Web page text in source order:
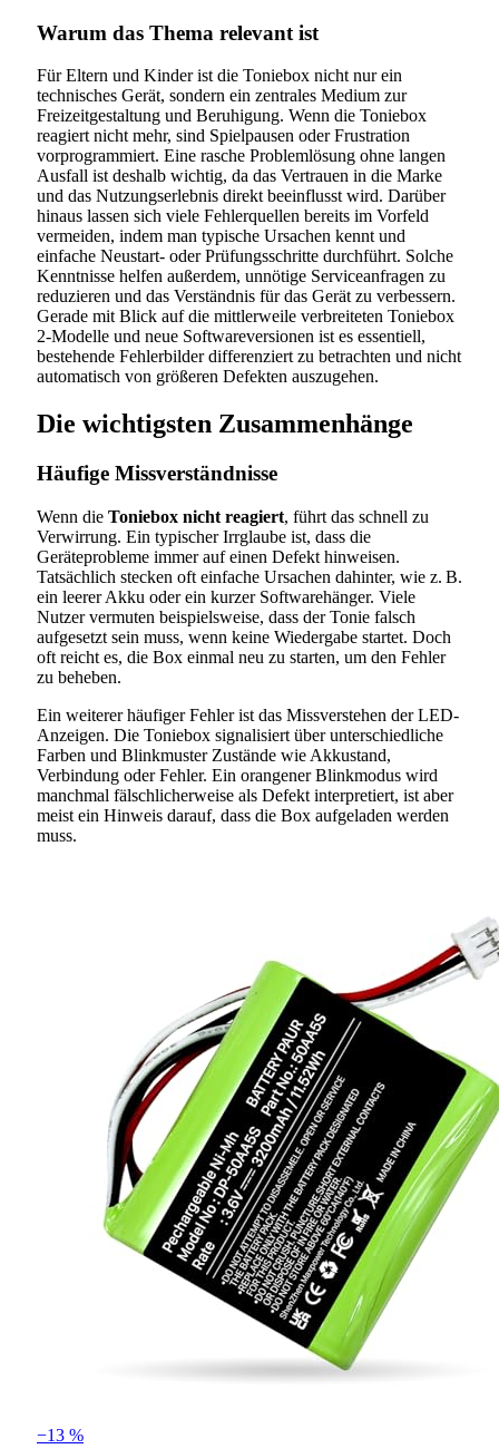
Warum das Thema relevant ist
Für Eltern und Kinder ist die Toniebox nicht nur ein
technisches Gerät, sondern ein zentrales Medium zur
Freizeitgestaltung und Beruhigung. Wenn die Toniebox
reagiert nicht mehr, sind Spielpausen oder Frustration
vorprogrammiert. Eine rasche Problemlösung ohne langen
Ausfall ist deshalb wichtig, da das Vertrauen in die Marke
und das Nutzungserlebnis direkt beeinflusst wird. Darüber
hinaus lassen sich viele Fehlerquellen bereits im Vorfeld
vermeiden, indem man typische Ursachen kennt und
einfache Neustart- oder Prüfungsschritte durchführt. Solche
Kenntnisse helfen außerdem, unnötige Serviceanfragen zu
reduzieren und das Verständnis für das Gerät zu verbessern.
Gerade mit Blick auf die mittlerweile verbreiteten Toniebox
2-Modelle und neue Softwareversionen ist es essentiell,
bestehende Fehlerbilder differenziert zu betrachten und nicht
automatisch von größeren Defekten auszugehen.
Die wichtigsten Zusammenhänge
Häufige Missverständnisse
Wenn die Toniebox nicht reagiert, führt das schnell zu
Verwirrung. Ein typischer Irrglaube ist, dass die
Geräteprobleme immer auf einen Defekt hinweisen.
Tatsächlich stecken oft einfache Ursachen dahinter, wie z. B.
ein leerer Akku oder ein kurzer Softwarehänger. Viele
Nutzer vermuten beispielsweise, dass der Tonie falsch
aufgesetzt sein muss, wenn keine Wiedergabe startet. Doch
oft reicht es, die Box einmal neu zu starten, um den Fehler
zu beheben.
Ein weiterer häufiger Fehler ist das Missverstehen der LED-
Anzeigen. Die Toniebox signalisiert über unterschiedliche
Farben und Blinkmuster Zustände wie Akkustand,
Verbindung oder Fehler. Ein orangener Blinkmodus wird
manchmal fälschlicherweise als Defekt interpretiert, ist aber
meist ein Hinweis darauf, dass die Box aufgeladen werden
muss.
−13 %